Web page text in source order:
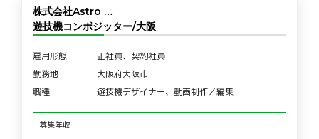
株式会社Astro …
遊技機コンポジッター/大阪
雇用形態
正社員、契約社員
勤務地
大阪府大阪市
職種
遊技機デザイナー、動画制作／編集
募集年収